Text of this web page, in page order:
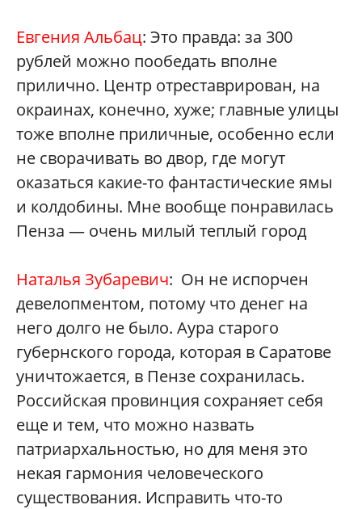
Евгения Альбац: Это правда: за 300
рублей можно пообедать вполне
прилично. Центр отреставрирован, на
окраинах, конечно, хуже; главные улицы
тоже вполне приличные, особенно если
не сворачивать во двор, где могут
оказаться какие-то фантастические ямы
и колдобины. Мне вообще понравилась
Пенза — очень милый теплый город
Наталья Зубаревич: Он не испорчен
девелопментом, потому что денег на
него долго не было. Аура старого
губернского города, которая в Саратове
уничтожается, в Пензе сохранилась.
Российская провинция сохраняет себя
еще и тем, что можно назвать
патриархальностью, но для меня это
некая гармония человеческого
существования. Исправить что-то